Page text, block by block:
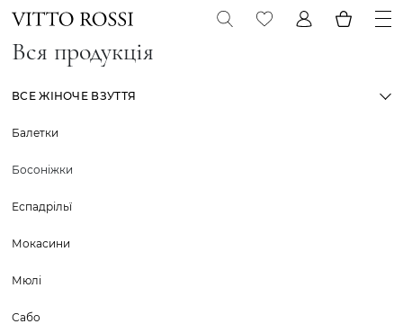
Вся продукція
ВСЕ ЖІНОЧЕ ВЗУТТЯ
Балетки
Босоніжки
Еспадрільї
Мокасини
Мюлі
Сабо